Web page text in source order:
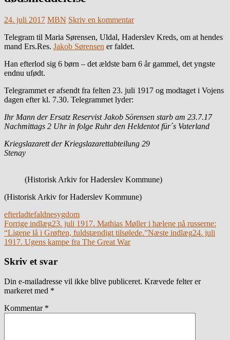
24. juli 2017 MBN Skriv en kommentar
Telegram til Maria Sørensen, Uldal, Haderslev Kreds, om at hendes
mand Ers.Res. Jakob Sørensen er faldet.
Han efterlod sig 6 børn – det ældste barn 6 år gammel, det yngste
endnu ufødt.
Telegrammet er afsendt fra felten 23. juli 1917 og modtaget i Vojens
dagen efter kl. 7.30. Telegrammet lyder:
Ihr Mann der Ersatz Reservist Jakob Sörensen starb am 23.7.17
Nachmittags 2 Uhr in folge Ruhr den Heldentot für´s Vaterland
Kriegslazarett der Kriegslazarettabteilung 29
Stenay
(Historisk Arkiv for Haderslev Kommune)
(Historisk Arkiv for Haderslev Kommune)
efterladtefaldnesygdom
Indlægsnavigation
Forrige indlæg23. juli 1917. Mathias Møller i hælene på russerne:
“Ligene lå i Grøften, fuldstændigt tilsølede.”Næste indlæg24. juli
1917. Ugens kampe fra The Great War
Skriv et svar
Din e-mailadresse vil ikke blive publiceret. Krævede felter er
markeret med *
Kommentar *